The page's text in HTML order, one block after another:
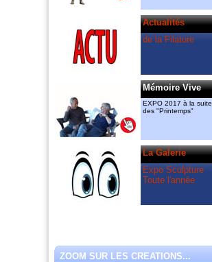
est le partenaire artistique du
“Printemps“, mais également celui des
“Rendez vous aux jardins“ du Mas de
Bruguerolle.
Actualités
de la Filature
Mémoire Vive
EXPO 2017 à la suite
des "Printemps"
La Galerie
Expo Sculpture
Toute l'année
ZOOM SUR LES CREATIONS...